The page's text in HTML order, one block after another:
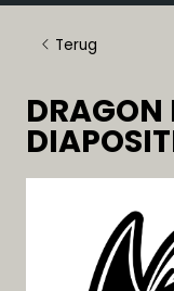
Terug
DRAGON